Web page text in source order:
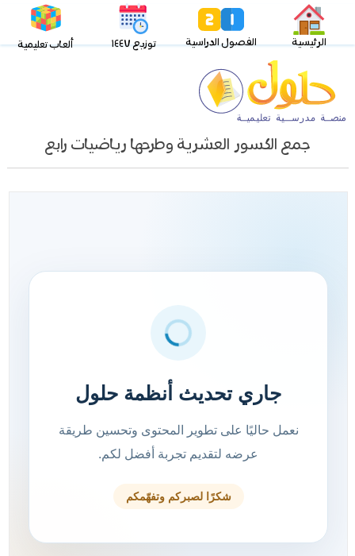
الرئيسية الفصول الدراسية توزيع ١٤٤٧ ألعاب تعليمية
جمع الكسور العشرية وطرحها رياضيات رابع